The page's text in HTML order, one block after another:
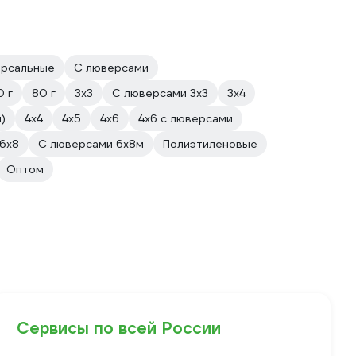
С люверсами
г 80 г 3х3 С люверсами 3х3
3х4
4х4 4х5 4х6
4х6 с люверсами
6х8 С люверсами 6х8м
Полиэтиленовые
Оптом
Сервисы по всей России